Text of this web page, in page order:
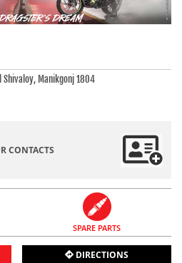
Shivaloy, Manikgonj 1804
CONTACTS
SPARE PARTS
DIRECTIONS